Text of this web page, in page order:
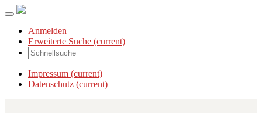
Anmelden
Erweiterte Suche (current)
Impressum (current)
Datenschutz (current)